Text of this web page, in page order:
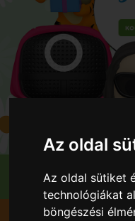
Az oldal
Az oldal sütiket
technológiákat
böngészési
Gyümölcsök